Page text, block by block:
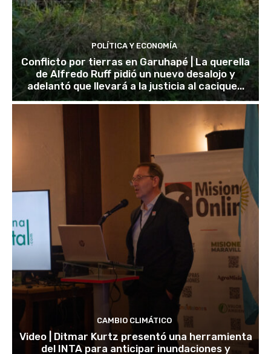
POLÍTICA Y ECONOMÍA
Conflicto por tierras en Garuhapé | La querella
de Alfredo Ruff pidió un nuevo desalojo y
adelantó que llevará a la justicia al cacique...
CAMBIO CLIMÁTICO
Video | Ditmar Kurtz presentó una herramienta
del INTA para anticipar inundaciones y